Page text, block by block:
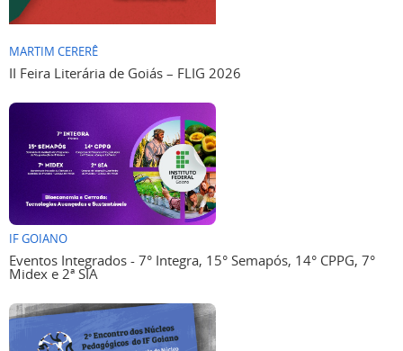
MARTIM CERERÊ
II Feira Literária de Goiás – FLIG 2026
IF GOIANO
Eventos Integrados - 7° Integra, 15° Semapós, 14° CPPG, 7°
Midex e 2ª SIA